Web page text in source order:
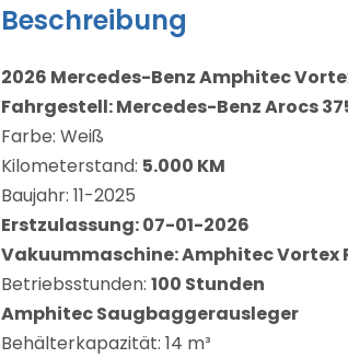
Beschreibung
2026 Mercedes-Benz Amphitec
Fahrgestell: Mercedes-Benz Arocs
Farbe: Weiß
Kilometerstand: 5.000 KM
Baujahr: 11-2025
Erstzulassung: 07-01-2026
Vakuummaschine: Amphitec Vortex
Betriebsstunden: 100 Stunden
Amphitec Saugbaggerausleger
Behälterkapazität: 14 m³